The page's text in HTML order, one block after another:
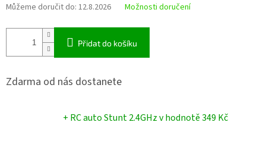
Můžeme doručit do: 12.8.2026 Možnosti doručení
Přidat do košíku
Zdarma od nás dostanete
+ RC auto Stunt 2.4GHzv hodnotě 349 Kč